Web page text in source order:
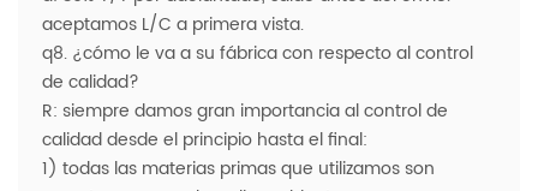
aceptamos L/C a primera vista.
q8. ¿cómo le va a su fábrica con respecto al control
de calidad?
R: siempre damos gran importancia al control de
calidad desde el principio hasta el final:
1) todas las materias primas que utilizamos son